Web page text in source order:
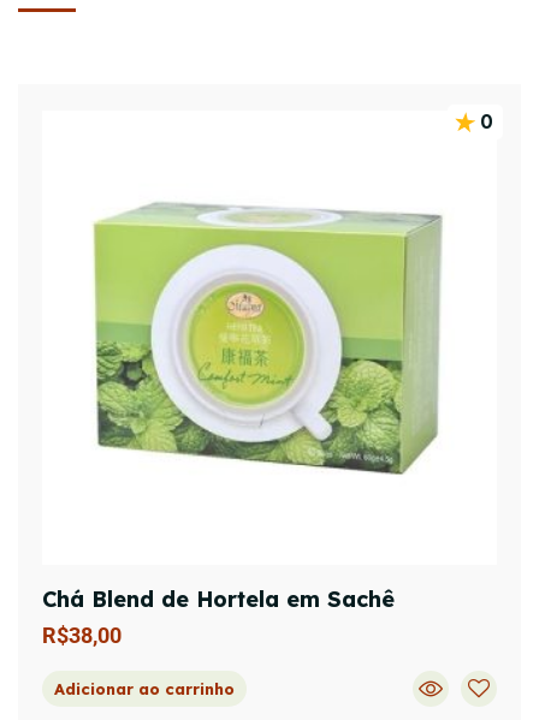
0
Chá Blend de Hortela em Sachê
R$38,00
Adicionar ao carrinho